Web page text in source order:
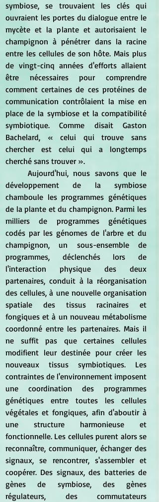
symbiose, se trouvaient les clés qui
ouvraient les portes du dialogue entre le
mycète et la plante et autorisaient le
champignon à pénétrer dans la racine
entre les cellules de son hôte. Mais plus
de vingt-cinq années d'efforts allaient
être nécessaires pour comprendre
comment certaines de ces protéines de
communication contrôlaient la mise en
place de la symbiose et la compatibilité
symbiotique. Comme disait Gaston
Bachelard, « celui qui trouve sans
chercher est celui qui a longtemps
cherché sans trouver ».
	Aujourd'hui, nous savons que le
développement de la symbiose
chamboule les programmes génétiques
de la plante et du champignon. Parmi les
milliers de programmes génétiques
codés par les génomes de l'arbre et du
champignon, un sous-ensemble de
programmes, déclenchés lors de
l'interaction physique des deux
partenaires, conduit à la réorganisation
des cellules, à une nouvelle organisation
spatiale des tissus racinaires et
fongiques et à un nouveau métabolisme
coordonné entre les partenaires. Mais il
ne suffit pas que certaines cellules
modifient leur destinée pour créer les
nouveaux tissus symbiotiques. Les
contraintes de l'environnement imposent
une coordination des programmes
génétiques entre toutes les cellules
végétales et fongiques, afin d'aboutir à
une structure harmonieuse et
fonctionnelle. Les cellules purent alors se
reconnaître, communiquer, échanger des
signaux, se rencontrer, s'assembler et
coopérer. Des signaux, des batteries de
gènes de symbiose, des gènes
régulateurs, des commutateurs